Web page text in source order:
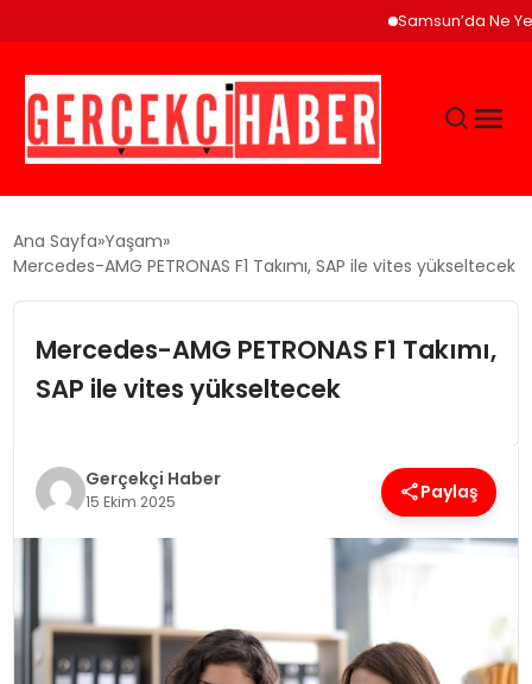
Samsun’da Ne Yenir?
GÜNCEL
EĞITIM
EKONOMI
SAĞLIK
TEKNOLOJI
Ana Sayfa Yaşam
Mercedes-AMG PETRONAS F1 Takımı, SAP ile vites yükseltecek
Mercedes-AMG PETRONAS F1 Takımı,
SAP ile vites yükseltecek
Gerçekçi Haber
15 Ekim 2025 Paylaş